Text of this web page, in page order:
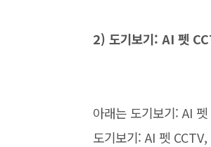
2) 도기보기: AI 펫
아래는 도기보기: AI
도기보기: AI 펫